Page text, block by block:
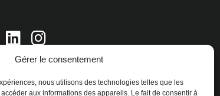
Gérer le consentement
nous utilisons des technologies telles que les
aux informations des appareils. Le fait de consentir à